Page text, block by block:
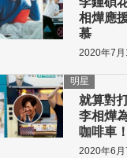
相燁應
慕
2020年7
就算對
李相燁
咖啡車！
明星
2020年6